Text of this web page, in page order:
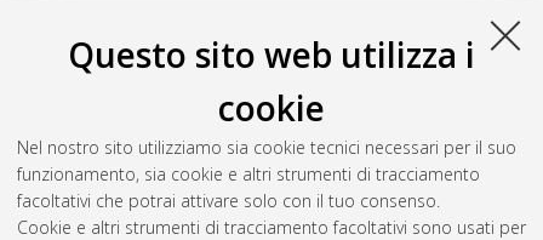
Questo sito web utilizza i
cookie
Nel nostro sito utilizziamo sia cookie tecnici necessari per il suo
funzionamento, sia cookie e altri strumenti di tracciamento
facoltativi che potrai attivare solo con il tuo consenso.
Cookie e altri strumenti di tracciamento facoltativi sono usati per
Study of carbon metabolism in plants:
from enzymes to the organism, from physiology to stress.
[Dissertation thesis], Alma Mater Studiorum Università di
Bologna. Dottorato di ricerca inBiologia cellulare e
molecolare, 31 Ciclo. DOI 10.6092/unibo/amsdottorato/8765.